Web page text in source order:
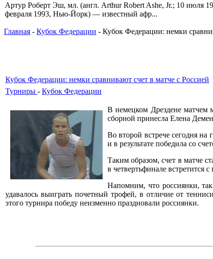
Артур Роберт Эш, мл. (англ. Arthur Robert Ashe, Jr.; 10 июля
февраля 1993, Нью-Йорк) — известный афр...
Главная - Кубок Федерации - Кубок Федерации: немки
Кубок Федерации: немки сравнивают счет в матче с Россией
Турниры - Кубок Федерации
В немецком Дрездене матчем
сборной принесла Елена
Во второй встрече сегодня
и в результате победила со
Таким образом, счет в матче
в четвертьфинале встретится
Напомним, что россиянки,
удавалось выиграть почетный трофей, в отличие от
этого турнира победу неизменно праздновали россиянки.